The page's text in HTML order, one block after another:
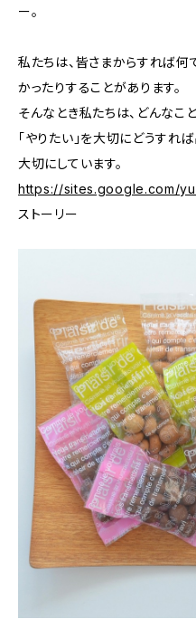
ー。
私たちは、皆さまからすれば何
かったりすることがあります。
そんなとき私たちは、どんなこ
「やりたい」を大切にどうすれ
大切にしています。
https://sites.google.com/
ストーリー